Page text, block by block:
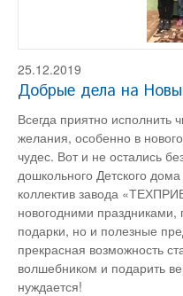
25.12.2019
Добрые дела на
Всегда приятно исполнить
желания, особенно в
чудес. Вот и не остались
дошкольного Детского
коллектив завода
новогодними праздниками,
подарки, но и полезные
прекрасная возможность
волшебником и подарить
нуждается!